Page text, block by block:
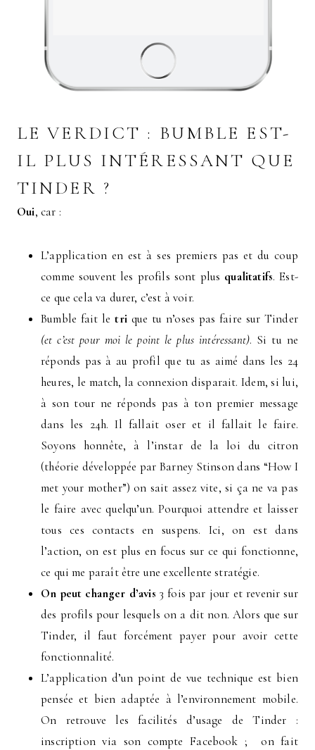
LE VERDICT : BUMBLE EST-
IL PLUS INTÉRESSANT QUE
TINDER ?
Oui, car :
L’application en est à ses premiers pas et du coup
comme souvent les profils sont plus qualitatifs. Est-
ce que cela va durer, c’est à voir.
Bumble fait letrique tu n’oses pas faire sur Tinder
(et c’est pour moi le point le plus intéressant). Si tu ne
réponds pas à au profil que tu as aimé dans les 24
heures, le match, la connexion disparait. Idem, si lui,
à son tour ne réponds pas à ton premier message
dans les 24h. Il fallait oser et il fallait le faire.
Soyons honnête, à l’instar de la loi du citron
(théorie développée par Barney Stinson dans “How I
met your mother”) on sait assez vite, si ça ne va pas
le faire avec quelqu’un. Pourquoi attendre et laisser
tous ces contacts en suspens. Ici, on est dans
l’action, on est plus en focus sur ce qui fonctionne,
ce qui me paraît être une excellente stratégie.
On peut changer d’avis 3 fois par jour et revenir sur
des profils pour lesquels on a dit non. Alors que sur
Tinder, il faut forcément payer pour avoir cette
fonctionnalité.
L’application d’un point de vue technique est bien
pensée et bien adaptée à l’environnement mobile.
On retrouve les facilités d’usage de Tinder :
inscription via son compte Facebook ; on fait